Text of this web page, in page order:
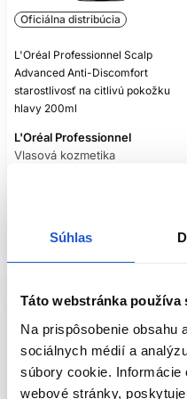
Súhlas
Táto webstránka používa
Na prispôsobenie obsahu
sociálnych médií a
súbory cookie. Informácie
webové stránky,
Ak máte mastné lupiny,
Takáto kombinácia však
pokožka začne byť
ANTI-
CITLIVÚ
Scalp Advanced Anti-
intenzívnu
citlivosti. V rámci línie
používanými
presné zloženie vždy
Pri citlivej pokožke
šampón rozotierajte
dôkladne opláchnite,
citlivého používateľa
miernu teplotu a
Oficiálna distribúcia
L'Oréal Professionnel Scalp
Advanced Anti-Discomfort
starostlivosť na citlivú pokožku
hlavy 200ml
L'Oréal Professionnel
Vlasová kozmetika
Skladom ㅤ